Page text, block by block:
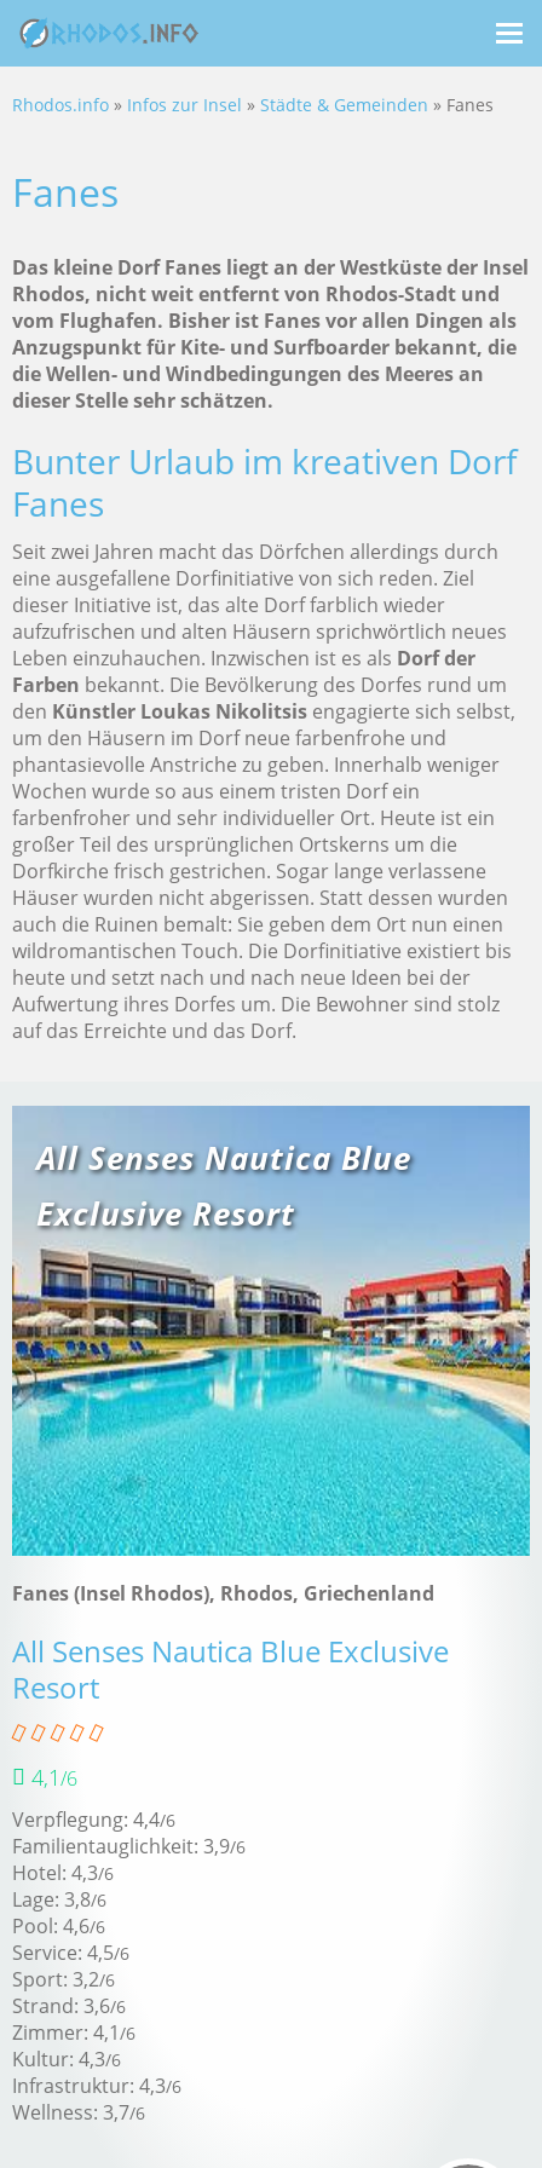
Rhodos.info » Infos zur Insel » Städte & Gemeinden » Fanes
Fanes
Das kleine Dorf Fanes liegt an der Westküste der Insel
Rhodos, nicht weit entfernt von Rhodos-Stadt und
vom Flughafen. Bisher ist Fanes vor allen Dingen als
Anzugspunkt für Kite- und Surfboarder bekannt, die
die Wellen- und Windbedingungen des Meeres an
dieser Stelle sehr schätzen.
Bunter Urlaub im kreativen Dorf
Fanes
Seit zwei Jahren macht das Dörfchen allerdings durch
eine ausgefallene Dorfinitiative von sich reden. Ziel
dieser Initiative ist, das alte Dorf farblich wieder
aufzufrischen und alten Häusern sprichwörtlich neues
Leben einzuhauchen. Inzwischen ist es als Dorf der
Farben bekannt. Die Bevölkerung des Dorfes rund um
den Künstler Loukas Nikolitsis engagierte sich selbst,
um den Häusern im Dorf neue farbenfrohe und
phantasievolle Anstriche zu geben. Innerhalb weniger
Wochen wurde so aus einem tristen Dorf ein
farbenfroher und sehr individueller Ort. Heute ist ein
großer Teil des ursprünglichen Ortskerns um die
Dorfkirche frisch gestrichen. Sogar lange verlassene
Häuser wurden nicht abgerissen. Statt dessen wurden
auch die Ruinen bemalt: Sie geben dem Ort nun einen
wildromantischen Touch. Die Dorfinitiative existiert bis
heute und setzt nach und nach neue Ideen bei der
Aufwertung ihres Dorfes um. Die Bewohner sind stolz
auf das Erreichte und das Dorf.
All Senses Nautica Blue
Exclusive Resort
Fanes (Insel Rhodos), Rhodos, Griechenland
All Senses Nautica Blue Exclusive
Resort
4,1/6
Verpflegung: 4,4/6
Familientauglichkeit: 3,9/6
Hotel: 4,3/6
Lage: 3,8/6
Pool: 4,6/6
Service: 4,5/6
Sport: 3,2/6
Strand: 3,6/6
Zimmer: 4,1/6
Kultur: 4,3/6
Infrastruktur: 4,3/6
Wellness: 3,7/6